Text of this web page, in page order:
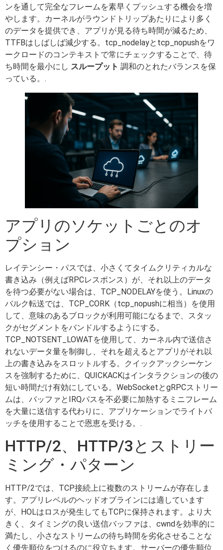
ンを通して完全なフレームを素早くプッシュする機会を増
やします。カーネルがラウンドトリップあたりにより多く
のデータを提供でき、アプリが見る待ち時間が減るため、
TTFBはしばしば減少する。tcp_nodelayとtcp_nopushをワ
ークロードのコンテキストで常にチェックすることで、待
ち時間を最小にし スループット 調和のとれたバランスを保
っている。.
アプリのソケットごとのオ
プション
レイテンシー・パスでは、小さくてタイムクリティカルな
書き込み（例えばRPCレスポンス）が、それ以上のデータ
を待つ必要がない場合は、TCP_NODELAYを使う。Linuxの
バルク転送では、TCP_CORK（tcp_nopushに相当）を使用
して、意味のあるブロックが利用可能になるまで、スタッ
クがセグメントをバンドルするようにする。
TCP_NOTSENT_LOWATを使用して、カーネル内で送信さ
れないデータ量を制御し、それを超えるとアプリがそれ以
上の書き込みをスロットルする。クイックアックシーケン
スを強制するために、QUICKACKはインタラクションの後の
短い時間だけ有効にしている。WebSocketとgRPCストリー
ムは、バッファとIRQパスを不必要に加熱するミニフレーム
を大量に送信する代わりに、アプリケーションでライトバ
ッチを使用することで恩恵を受ける。.
HTTP/2、HTTP/3とストリー
ミング・パターン
HTTP/2では、TCP接続上に複数のストリームが存在しま
す。アプリレベルのヘッドオブラインには適しています
が、HOLはロスが発生してもTCPに保持されます。より大
きく、タイミングの良い送信バッファは、cwndを効率的に
満たし、小さなストリームの待ち時間を劣化させることな
く優先順位をつけるのに役立ちます。サーバーの優先順位